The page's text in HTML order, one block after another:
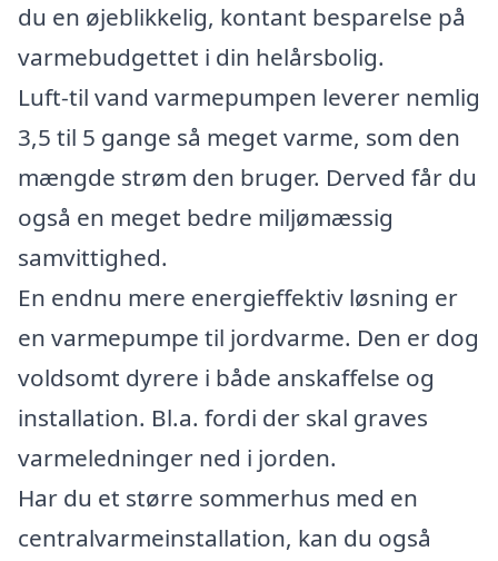
du en øjeblikkelig, kontant besparelse på
varmebudgettet i din helårsbolig.
Luft-til vand varmepumpen leverer nemlig
3,5 til 5 gange så meget varme, som den
mængde strøm den bruger. Derved får du
også en meget bedre miljømæssig
samvittighed.
En endnu mere energieffektiv løsning er
en varmepumpe til jordvarme. Den er dog
voldsomt dyrere i både anskaffelse og
installation. Bl.a. fordi der skal graves
varmeledninger ned i jorden.
Har du et større sommerhus med en
centralvarmeinstallation, kan du også